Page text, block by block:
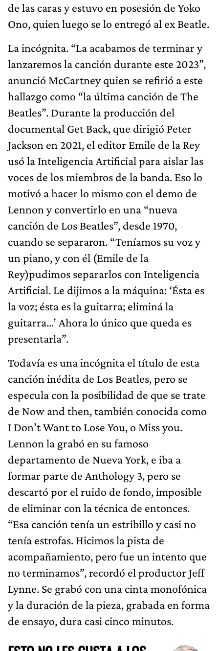
de las caras y estuvo en posesión de Yoko
Ono, quien luego se lo entregó al ex Beatle.
La incógnita. “La acabamos de terminar y
lanzaremos la canción durante este 2023”,
anunció McCartney quien se refirió a este
hallazgo como “la última canción de The
Beatles”. Durante la producción del
documental Get Back, que dirigió Peter
Jackson en 2021, el editor Emile de la Rey
usó la Inteligencia Artificial para aislar las
voces de los miembros de la banda. Eso lo
motivó a hacer lo mismo con el demo de
Lennon y convertirlo en una “nueva
canción de Los Beatles”, desde 1970,
cuando se separaron. “Teníamos su voz y
un piano, y con él (Emile de la
Rey)pudimos separarlos con Inteligencia
Artificial. Le dijimos a la máquina: ‘Ésta es
la voz; ésta es la guitarra; eliminá la
guitarra…’ Ahora lo único que queda es
presentarla”.
Todavía es una incógnita el título de esta
canción inédita de Los Beatles, pero se
especula con la posibilidad de que se trate
de Now and then, también conocida como
I Don’t Want to Lose You, o Miss you.
Lennon la grabó en su famoso
departamento de Nueva York, e iba a
formar parte de Anthology 3, pero se
descartó por el ruido de fondo, imposible
de eliminar con la técnica de entonces.
“Esa canción tenía un estribillo y casi no
tenía estrofas. Hicimos la pista de
acompañamiento, pero fue un intento que
no terminamos”, recordó el productor Jeff
Lynne. Se grabó con una cinta monofónica
y la duración de la pieza, grabada en forma
de ensayo, dura casi cinco minutos.